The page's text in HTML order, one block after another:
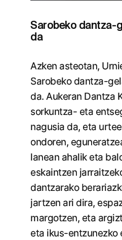
Sarobeko dantza-
da
Azken asteotan,
Sarobeko dantza-
da. Aukeran Dantza
sorkuntza- eta
nagusia da, eta
ondoren,
lanean ahalik eta
eskaintzen
dantzarako
jartzen ari dira,
margotzen, eta
eta ikus-entzunezko